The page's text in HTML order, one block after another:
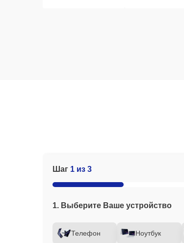
Шаг 1 из 3
1. Выберите Ваше устройство
Телефон Ноутбук